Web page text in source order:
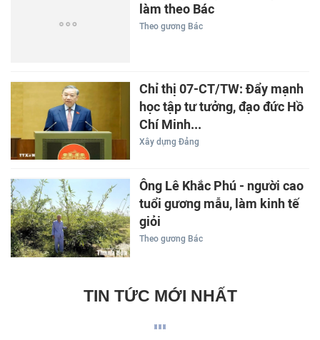
làm theo Bác
Theo gương Bác
Chỉ thị 07-CT/TW: Đẩy mạnh
học tập tư tưởng, đạo đức Hồ
Chí Minh...
Xây dựng Đảng
Ông Lê Khắc Phú - người cao
tuổi gương mẫu, làm kinh tế
giỏi
Theo gương Bác
TIN TỨC MỚI NHẤT